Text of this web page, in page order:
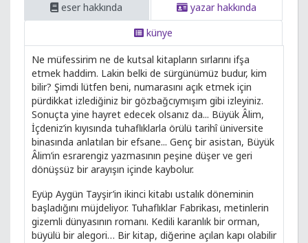
eser hakkında
yazar hakkında
künye
Ne müfessirim ne de kutsal kitapların sırlarını ifşa
etmek haddim. Lakin belki de sürgünümüz budur, kim
bilir? Şimdi lütfen beni, numarasını açık etmek için
pürdikkat izlediğiniz bir gözbağcıymışım gibi izleyiniz.
Sonuçta yine hayret edecek olsanız da... Büyük Âlim,
İçdeniz’in kıyısında tuhaflıklarla örülü tarihî üniversite
binasında anlatılan bir efsane... Genç bir asistan, Büyük
Âlim’in esrarengiz yazmasının peşine düşer ve geri
dönüşsüz bir arayışın içinde kaybolur.
Eyüp Aygün Tayşir’in ikinci kitabı ustalık döneminin
başladığını müjdeliyor. Tuhaflıklar Fabrikası, metinlerin
gizemli dünyasının romanı. Kedili karanlık bir orman,
büyülü bir alegori… Bir kitap, diğerine açılan kapı olabilir